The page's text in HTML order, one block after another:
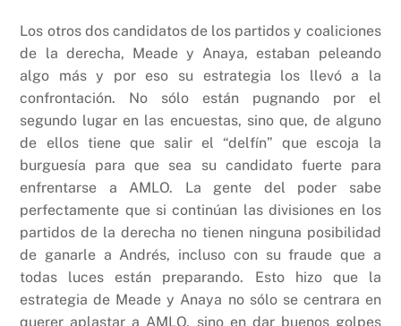
Los otros dos candidatos de los partidos y coaliciones
de la derecha, Meade y Anaya, estaban peleando
algo más y por eso su estrategia los llevó a la
confrontación. No sólo están pugnando por el
segundo lugar en las encuestas, sino que, de alguno
de ellos tiene que salir el “delfín” que escoja la
burguesía para que sea su candidato fuerte para
enfrentarse a AMLO. La gente del poder sabe
perfectamente que si continúan las divisiones en los
partidos de la derecha no tienen ninguna posibilidad
de ganarle a Andrés, incluso con su fraude que a
todas luces están preparando. Esto hizo que la
estrategia de Meade y Anaya no sólo se centrara en
querer aplastar a AMLO, sino en dar buenos golpes